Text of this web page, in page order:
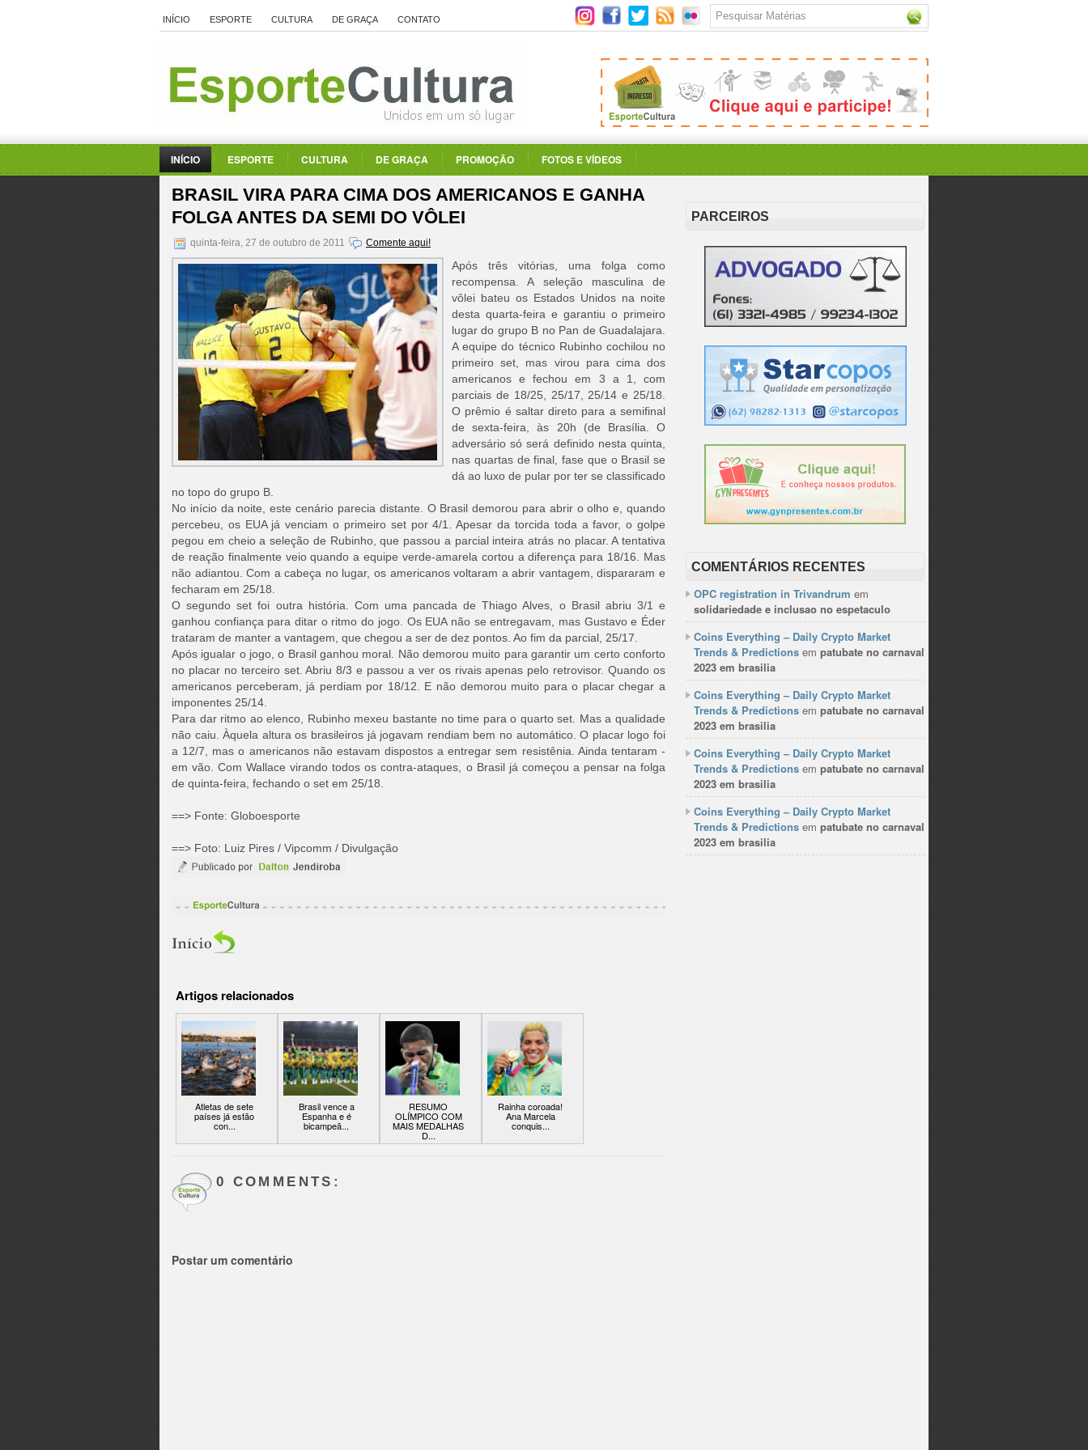
INÍCIO ESPORTE CULTURA DE GRAÇA CONTATO
INÍCIO ESPORTE CULTURA DE GRAÇA PROMOÇÃO FOTOS E VÍDEOS
BRASIL VIRA PARA CIMA DOS AMERICANOS E GANHA
FOLGA ANTES DA SEMI DO VÔLEI
quinta-feira, 27 de outubro de 2011 Comente aqui!
Após três vitórias, uma folga como
recompensa. A seleção masculina de
vôlei bateu os Estados Unidos na noite
desta quarta-feira e garantiu o primeiro
lugar do grupo B no Pan de Guadalajara.
A equipe do técnico Rubinho cochilou no
primeiro set, mas virou para cima dos
americanos e fechou em 3 a 1, com
parciais de 18/25, 25/17, 25/14 e 25/18.
O prêmio é saltar direto para a semifinal
de sexta-feira, às 20h (de Brasília. O
adversário só será definido nesta quinta,
nas quartas de final, fase que o Brasil se
dá ao luxo de pular por ter se classificado
no topo do grupo B.
No início da noite, este cenário parecia distante. O Brasil demorou para abrir o olho e, quando
percebeu, os EUA já venciam o primeiro set por 4/1. Apesar da torcida toda a favor, o golpe
pegou em cheio a seleção de Rubinho, que passou a parcial inteira atrás no placar. A tentativa
de reação finalmente veio quando a equipe verde-amarela cortou a diferença para 18/16. Mas
não adiantou. Com a cabeça no lugar, os americanos voltaram a abrir vantagem, dispararam e
fecharam em 25/18.
O segundo set foi outra história. Com uma pancada de Thiago Alves, o Brasil abriu 3/1 e
ganhou confiança para ditar o ritmo do jogo. Os EUA não se entregavam, mas Gustavo e Éder
trataram de manter a vantagem, que chegou a ser de dez pontos. Ao fim da parcial, 25/17.
Após igualar o jogo, o Brasil ganhou moral. Não demorou muito para garantir um certo conforto
no placar no terceiro set. Abriu 8/3 e passou a ver os rivais apenas pelo retrovisor. Quando os
americanos perceberam, já perdiam por 18/12. E não demorou muito para o placar chegar a
imponentes 25/14.
Para dar ritmo ao elenco, Rubinho mexeu bastante no time para o quarto set. Mas a qualidade
não caiu. Àquela altura os brasileiros já jogavam rendiam bem no automático. O placar logo foi
a 12/7, mas o americanos não estavam dispostos a entregar sem resistênia. Ainda tentaram -
em vão. Com Wallace virando todos os contra-ataques, o Brasil já começou a pensar na folga
de quinta-feira, fechando o set em 25/18.
==> Fonte: Globoesporte
==> Foto: Luiz Pires / Vipcomm / Divulgação
Artigos relacionados
Atletas de sete
países já estão
con...
Brasil vence a
Espanha e é
bicampeã...
RESUMO
OLÍMPICO COM
MAIS MEDALHAS
D...
Rainha coroada!
Ana Marcela
conquis...
0 COMMENTS:
Postar um comentário
PARCEIROS
COMENTÁRIOS RECENTES
OPC registration in Trivandrum em
solidariedade e inclusao no espetaculo
Coins Everything – Daily Crypto Market
Trends & Predictions em patubate no carnaval
2023 em brasilia
Coins Everything – Daily Crypto Market
Trends & Predictions em patubate no carnaval
2023 em brasilia
Coins Everything – Daily Crypto Market
Trends & Predictions em patubate no carnaval
2023 em brasilia
Coins Everything – Daily Crypto Market
Trends & Predictions em patubate no carnaval
2023 em brasilia